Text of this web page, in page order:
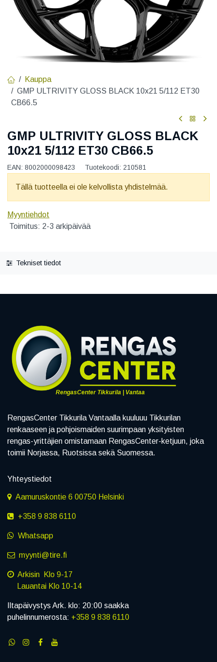
Kauppa
GMP ULTRIVITY GLOSS BLACK 10x21 5/112 ET30
CB66.5
GMP ULTRIVITY GLOSS BLACK
10x21 5/112 ET30 CB66.5
EAN: 8002000098423 Tuotekoodi: 210581
Tällä tuotteella ei ole kelvollista yhdistelmää.
Myyntiehdot
Toimitus: 2-3 arkipäivää
Tekniset tiedot
RengasCenter Tikkurila | Vantaa
RengasCenter Tikkurila Vantaalla kuuluuu Tikkurilan
renkaaseen ja pohjoismaiden suurimpaan yksityisten
rengas-yrittäjien omistamaan RengasCenter-ketjuun, joka
toimii Norjassa, Ruotsissa sekä Suomessa.
Yhteystiedot
Aamuruskontie 6 00750 Helsinki
+358 9 838 6110
Whatsapp
myynti@tire.fi
Arkisin Klo 9-17
Lauantai Klo 10-14
Iltapäivystys Ark. klo: 20:00 saakka
puhelinnumerosta: +358 9 838 6110